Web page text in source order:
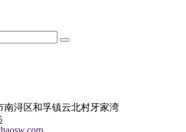
南浔区和孚镇云北村牙家湾